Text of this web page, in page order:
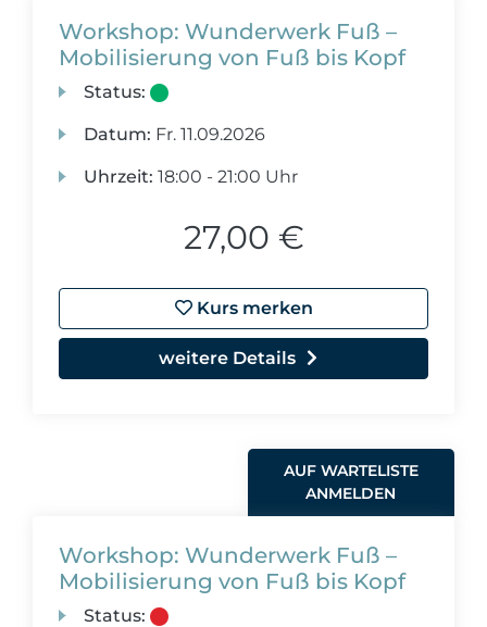
Workshop: Wunderwerk Fuß –
Mobilisierung von Fuß bis Kopf
Status:
Datum: Fr. 11.09.2026
Uhrzeit: 18:00 - 21:00 Uhr
27,00 €
Kurs merken
weitere Details
AUF WARTELISTE
ANMELDEN
Workshop: Wunderwerk Fuß –
Mobilisierung von Fuß bis Kopf
Status: